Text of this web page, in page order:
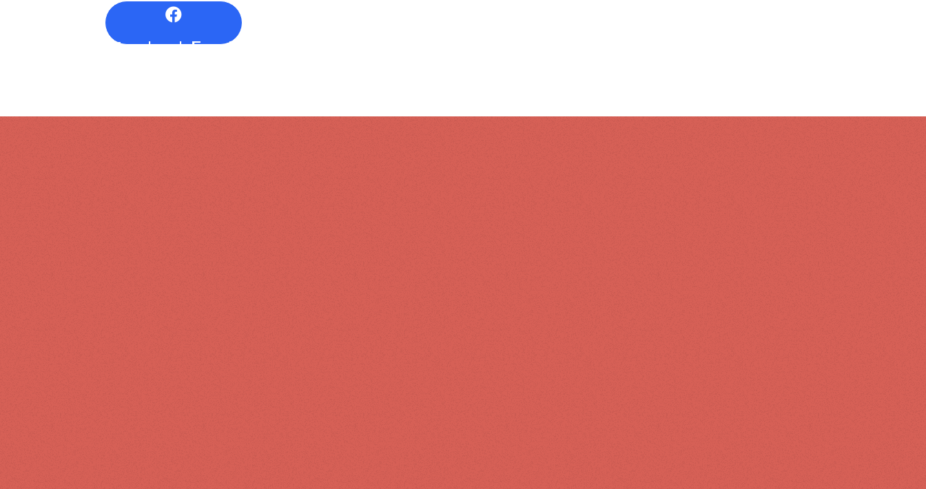
FacebookFacebook